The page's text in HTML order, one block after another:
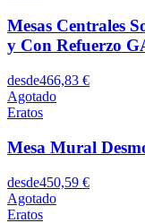
Mesas Centrales
y Con Refuerzo
desde466,83 €
Agotado
Eratos
Mesa Mural
desde450,59 €
Agotado
Eratos